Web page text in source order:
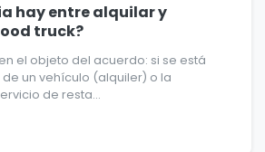
hay entre alquilar y
truck?
el objeto del acuerdo: si se está
un vehículo (alquiler) o la
de resta...